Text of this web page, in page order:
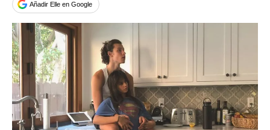
Añadir Elle en Google